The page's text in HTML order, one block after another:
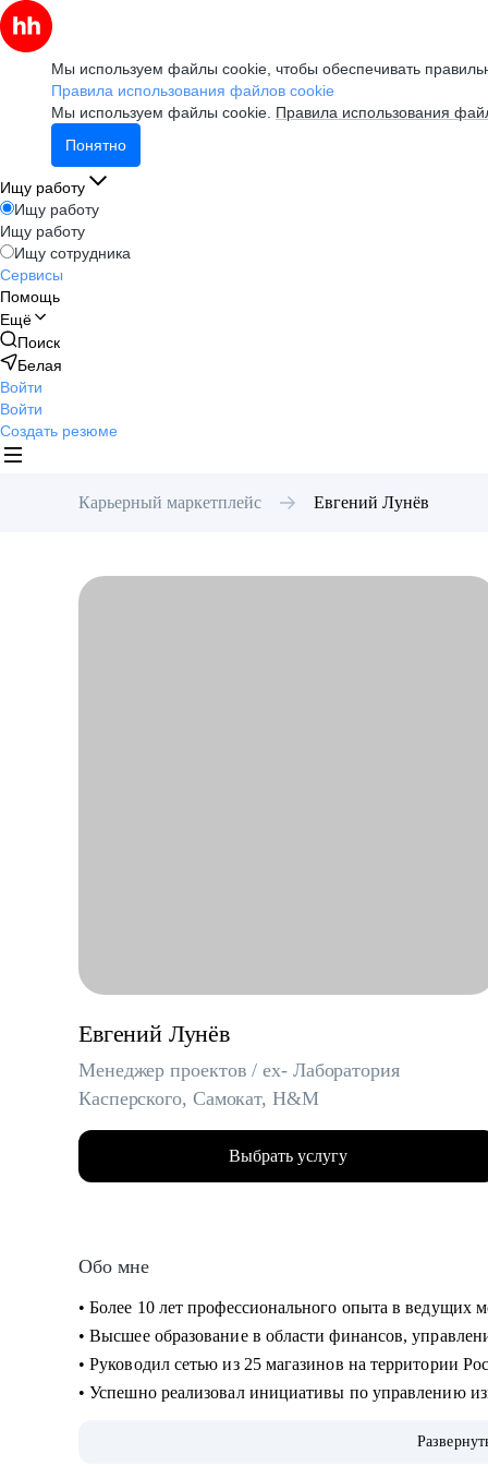
Мы используем файлы cookie, чтобы обеспечивать
Правила использования файлов cookie
Мы используем файлы cookie. Правила использования
Понятно
Ищу работу
Ищу работу
Ищу работу
Ищу сотрудника
Сервисы
Помощь
Ещё
Поиск
Белая
Войти
Войти
Создать резюме
Карьерный маркетплейс Евгений Лунёв
Евгений Лунёв
Менеджер проектов / ex- Лаборатория
Касперского, Самокат, H&M
Выбрать услугу
Обо мне
• Более 10 лет профессионального опыта в
• Высшее образование в области финансов,
• Руководил сетью из 25 магазинов на территории
• Успешно реализовал инициативы по управлению
• Внедрял инновационные розничные проекты, не